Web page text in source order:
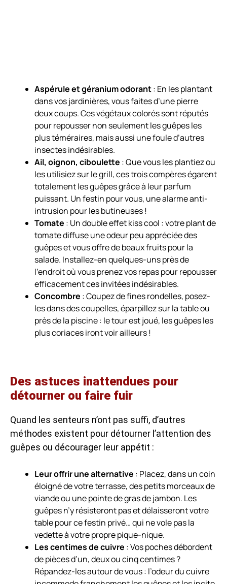
Aspérule et géranium odorant: En les plantant
dans vos jardinières, vous faites d’une pierre
deux coups. Ces végétaux colorés sont réputés
pour repousser non seulement les guêpes les
plus téméraires, mais aussi une foule d’autres
insectes indésirables.
Ail, oignon, ciboulette : Que vous les plantiez ou
les utilisiez sur le grill, ces trois compères égarent
totalement les guêpes grâce à leur parfum
puissant. Un festin pour vous, une alarme anti-
intrusion pour les butineuses !
Tomate : Un double effet kiss cool : votre plant de
tomate diffuse une odeur peu appréciée des
guêpes et vous offre de beaux fruits pour la
salade. Installez-en quelques-uns près de
l’endroit où vous prenez vos repas pour repousser
efficacement ces invitées indésirables.
Concombre : Coupez de fines rondelles, posez-
les dans des coupelles, éparpillez sur la table ou
près de la piscine : le tour est joué, les guêpes les
plus coriaces iront voir ailleurs !
Des astuces inattendues pour
détourner ou faire fuir
Quand les senteurs n’ont pas suffi, d’autres
méthodes existent pour détourner l’attention des
guêpes ou décourager leur appétit :
Leur offrir une alternative : Placez, dans un coin
éloigné de votre terrasse, des petits morceaux de
viande ou une pointe de gras de jambon. Les
guêpes n’y résisteront pas et délaisseront votre
table pour ce festin privé… qui ne vole pas la
vedette à votre propre pique-nique.
Les centimes de cuivre : Vos poches débordent
de pièces d’un, deux ou cinq centimes ?
Répandez-les autour de vous : l’odeur du cuivre